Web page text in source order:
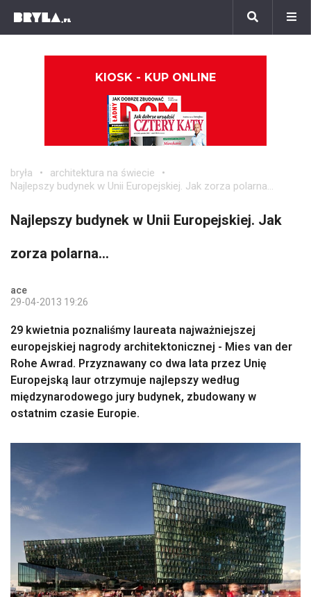
KIOSK - KUP ONLINE
bryła
architektura na świecie
Najlepszy budynek w Unii Europejskiej. Jak zorza polarna...
Najlepszy budynek w Unii Europejskiej. Jak
zorza polarna...
ace
29-04-2013 19:26
29 kwietnia poznaliśmy laureata najważniejszej
europejskiej nagrody architektonicznej - Mies van der
Rohe Awrad. Przyznawany co dwa lata przez Unię
Europejską laur otrzymuje najlepszy według
międzynarodowego jury budynek, zbudowany w
ostatnim czasie Europie.